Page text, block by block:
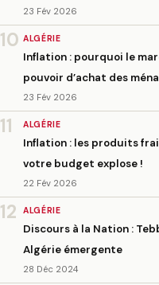
23 Fév 2026
10 ALGÉRIE
Inflation : pourquoi le
pouvoir d’achat des
23 Fév 2026
11 ALGÉRIE
Inflation : les produits
votre budget explose !
22 Fév 2026
12 ALGÉRIE
Discours à la Nation :
Algérie émergente
28 Déc 2024